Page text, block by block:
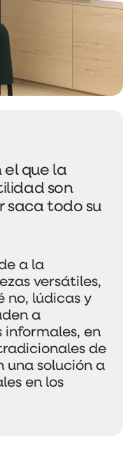
el que la
son
saca todo su
a la
versátiles,
no, lúdicas y
a
informales, en
de
una solución a
en los